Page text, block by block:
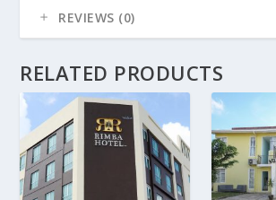
REVIEWS (0)
RELATED PRODUCTS